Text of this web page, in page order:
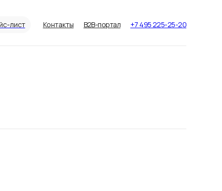
лист Контакты B2B-портал +7 495 225-25-20